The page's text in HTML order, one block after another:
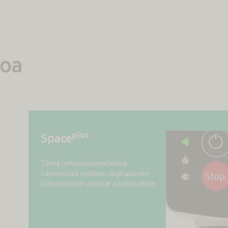
Spaceplus
Tämä infuusiojärjestelmä
käynnistää matkan digitaalisen
lääkehoidon uudelle aikakaudelle.